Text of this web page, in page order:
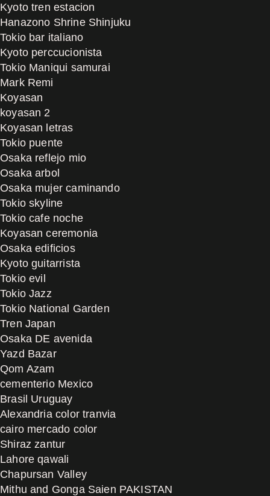
Kyoto tren estacion
Hanazono Shrine Shinjuku
Tokio bar italiano
Kyoto perccucionista
Tokio Maniqui samurai
Mark Remi
Koyasan
koyasan 2
Koyasan letras
Tokio puente
Osaka reflejo mio
Osaka arbol
Osaka mujer caminando
Tokio skyline
Tokio cafe noche
Koyasan ceremonia
Osaka edificios
Kyoto guitarrista
Tokio evil
Tokio Jazz
Tokio National Garden
Tren Japan
Osaka DE avenida
Yazd Bazar
Qom Azam
cementerio Mexico
Brasil Uruguay
Alexandria color tranvia
cairo mercado color
Shiraz zantur
Lahore qawali
Chapursan Valley
Mithu and Gonga Saien PAKISTAN